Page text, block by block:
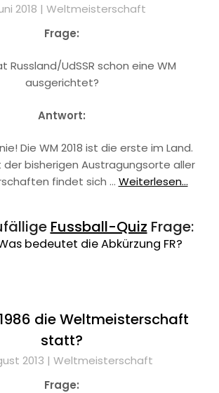
2018 | Weltmeisterschaft
Frage:
Russland/UdSSR schon eine WM
ausgerichtet?
Antwort:
Die WM 2018 ist die erste im Land.
der bisherigen Austragungsorte aller
findet sich … Weiterlesen...
Fussball-Quiz Frage:
bedeutet die Abkürzung FR?
die Weltmeisterschaft
statt?
2013 | Weltmeisterschaft
Frage: